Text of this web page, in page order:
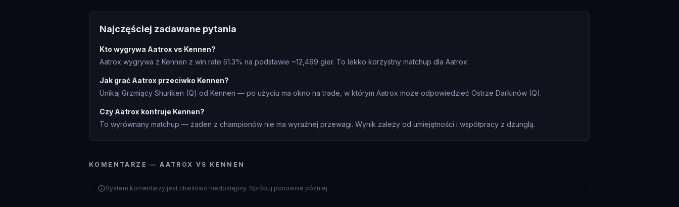
Najczęściej zadawane pytania
Kto wygrywa Aatrox vs Kennen?
Aatrox wygrywa z Kennen z win rate 51.3% na podstawie ~12,469 gier. To lekko korzystny matchup dla Aatrox.
Jak grać Aatrox przeciwko Kennen?
Unikaj Grzmiący Shuriken (Q) od Kennen — po użyciu ma okno na trade, w którym Aatrox może odpowiedzieć Ostrze Darkinów (Q).
Czy Aatrox kontruje Kennen?
To wyrównany matchup — żaden z championów nie ma wyraźnej przewagi. Wynik zależy od umiejętności i współpracy z dżunglą.
KOMENTARZE — AATROX VS KENNEN
System komentarzy jest chwilowo niedostępny. Spróbuj ponownie później.